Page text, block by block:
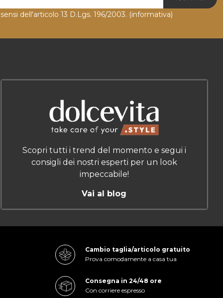
dell'articolo 13 D.Lgs. 196/2003. (informativa)
Scopri tutti i trend del momento e segui i
consigli dei nostri esperti per un look
impeccabile!
Vai al blog
Cambio taglia/articolo gratuito
Prova comodamente a casa tua
Consegna in 24/48 ore
Con corriere espresso